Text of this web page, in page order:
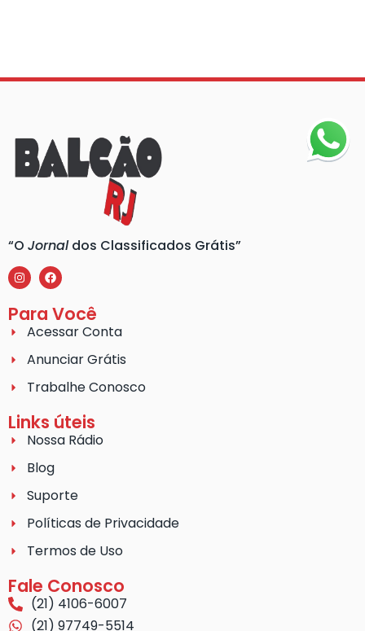
“O Jornaldos Classificados Grátis”
Para Você
Acessar Conta
Anunciar Grátis
Trabalhe Conosco
Links úteis
Nossa Rádio
Blog
Suporte
Políticas de Privacidade
Termos de Uso
Fale Conosco
(21) 4106-6007
(21) 97749-5514